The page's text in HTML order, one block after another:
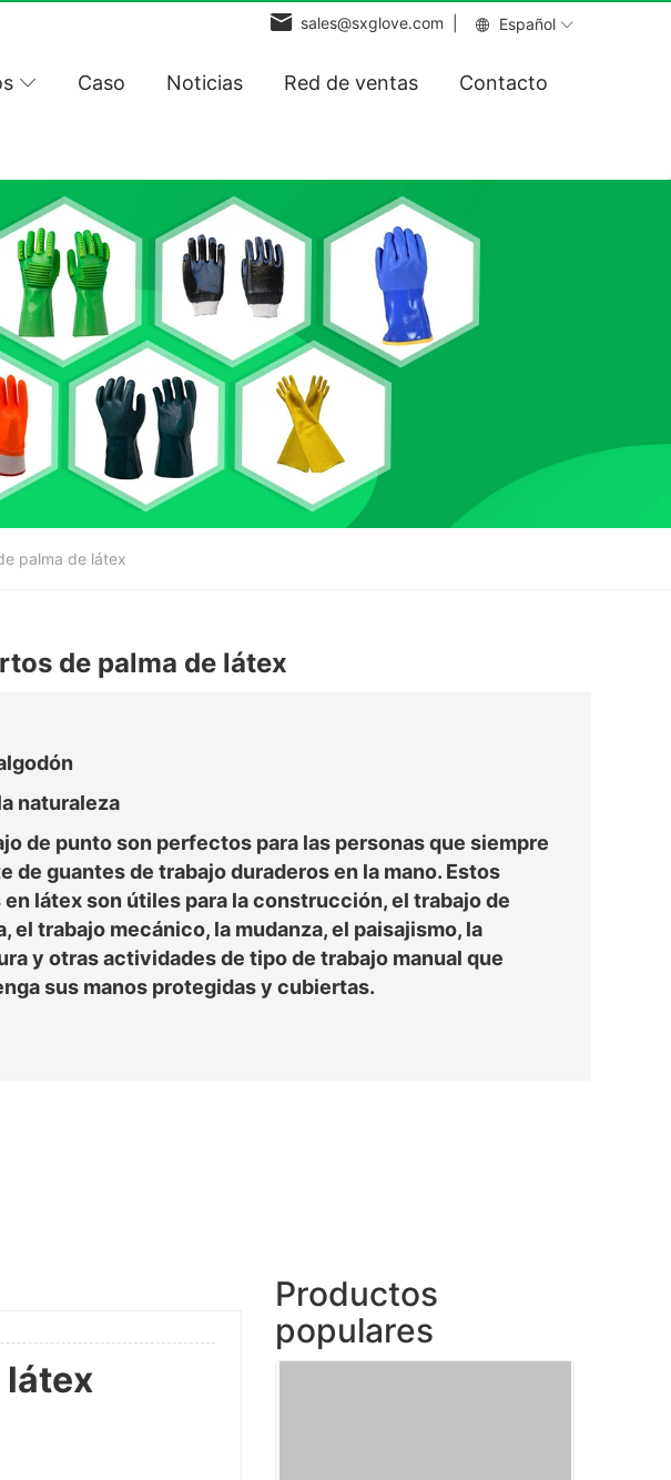
Español
sales@sxglove.com |
Caso Noticias Red de ventas Contacto
palma de látex
de palma de látex
naturaleza
de punto son perfectos para las personas que siempre
de guantes de trabajo duraderos en la mano. Estos
látex son útiles para la construcción, el trabajo de
el trabajo mecánico, la mudanza, el paisajismo, la
y otras actividades de tipo de trabajo manual que
sus manos protegidas y cubiertas.
látex
Productos
populares